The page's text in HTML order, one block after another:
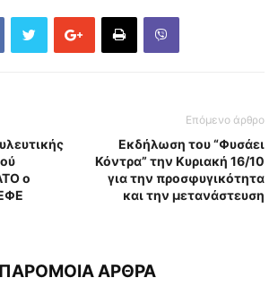
ο
Επόμενο άρθρο
Εκδήλωση του “Φυσάει
Κόντρα” την Κυριακή 16/10
για την προσφυγικότητα
και την μετανάστευση
ΠΑΡΟΜΟΙΑ ΑΡΘΡΑ